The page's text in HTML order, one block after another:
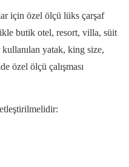
için özel ölçü lüks çarşaf
butik otel, resort, villa, süit
yatak, king size,
özel ölçü çalışması